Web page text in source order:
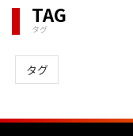
TAG
タグ
タグ